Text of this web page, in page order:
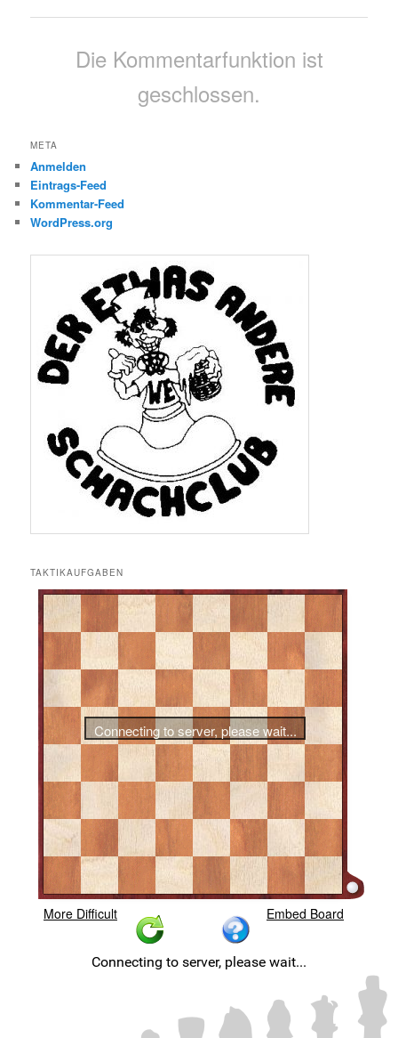
Die Kommentarfunktion ist
geschlossen.
META
Anmelden
Eintrags-Feed
Kommentar-Feed
WordPress.org
TAKTIKAUFGABEN